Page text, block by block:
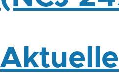
Aktuelle